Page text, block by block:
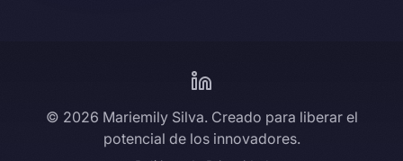
© 2026 Mariemily Silva. Creado para liberar el
potencial de los innovadores.